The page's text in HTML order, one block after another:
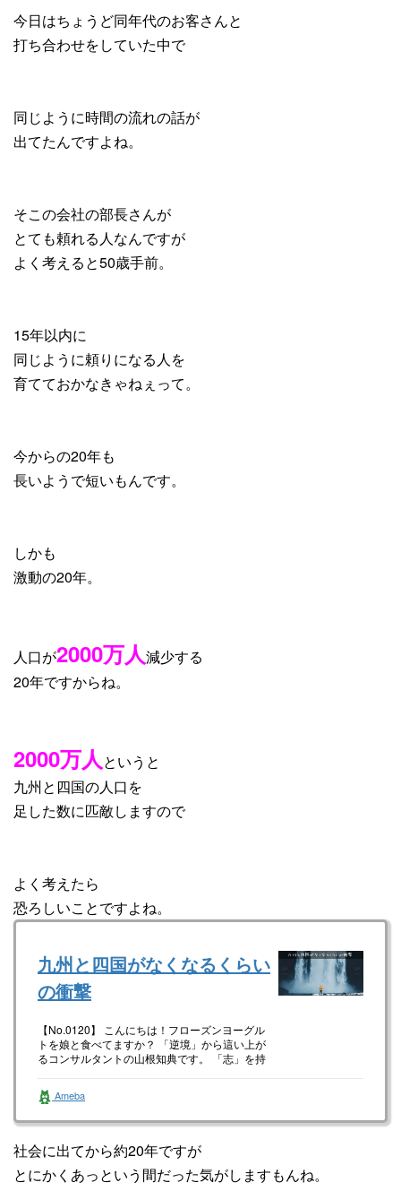
今日はちょうど同年代のお客さんと
打ち合わせをしていた中で
同じように時間の流れの話が
出てたんですよね。
そこの会社の部長さんが
とても頼れる人なんですが
よく考えると50歳手前。
15年以内に
同じように頼りになる人を
育てておかなきゃねぇって。
今からの20年も
長いようで短いもんです。
しかも
激動の20年。
人口が2000万人減少する
20年ですからね。
2000万人というと
九州と四国の人口を
足した数に匹敵しますので
よく考えたら
恐ろしいことですよね。
九州と四国がなくなるくらい
の衝撃
【No.0120】 こんにちは！フローズンヨーグル
トを娘と食べてますか？ 「逆境」から這い上が
るコンサルタントの山根知典です。 「志」を持
Ameba
社会に出てから約20年ですが
とにかくあっという間だった気がしますもんね。